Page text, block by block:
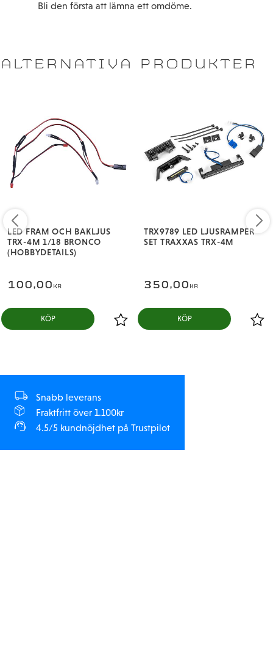
Bli den första att lämna ett omdöme.
ALTERNATIVA PRODUKTER
LED FRAM OCH BAKLJUS
TRX-4M 1/18 BRONCO
(HOBBYDETAILS)
100,00 KR
KÖP
TRX9789 LED LJUSRAMPER
SET TRAXXAS TRX-4M
350,00 KR
KÖP
Snabb leverans
Fraktfritt över 1.100kr
4.5/5 kundnöjdhet på Trustpilot